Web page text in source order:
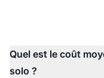
Quel est le coût
solo ?